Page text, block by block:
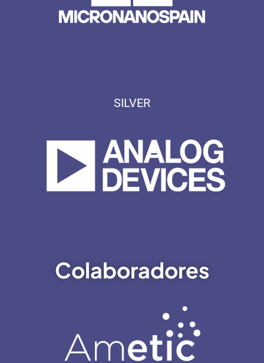
SILVER
Colaboradores